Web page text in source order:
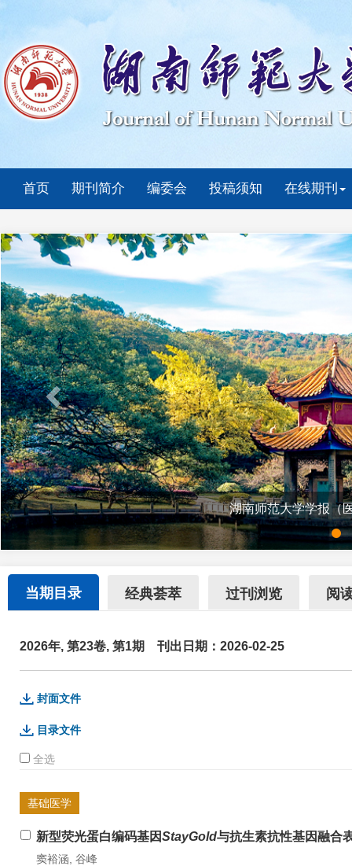
首页 期刊简介 编委会 投稿须知 在线期刊
湖南师范大学学报（
Previous
当期目录 经典荟萃 过刊浏览 阅
2026年, 第23卷, 第1期 刊出日期：2026-02-25
封面文件
目录文件
全选
基础医学
新型荧光蛋白编码基因StayGold与抗生素抗性基因融合
窦裕涵, 谷峰